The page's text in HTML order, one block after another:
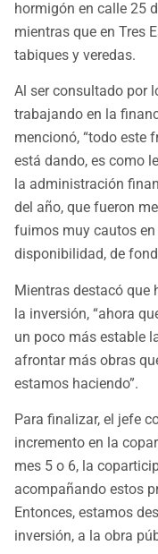
hormigón en calle 25
mientras que en Tres
tabiques y veredas.
Al ser consultado por
trabajando en la
mencionó, “todo este
está dando, es como
la administración
del año, que fueron
fuimos muy cautos
disponibilidad, de
Mientras destacó que
la inversión, “ahora
un poco más estable
afrontar más obras
estamos haciendo”.
Para finalizar, el jefe
incremento en la
mes 5 o 6, la
acompañando estos
Entonces, estamos
inversión, a la obra